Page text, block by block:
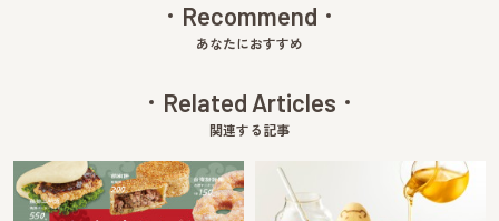
Recommend
あなたにおすすめ
Related Articles
関連する記事